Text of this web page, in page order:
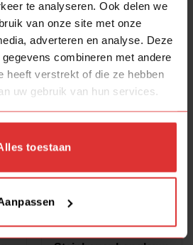
te analyseren. Ook delen we
van onze site met onze
adverteren en analyse. Deze
combineren met andere
heeft verstrekt of die ze hebben
uw gebruik van hun services.
toestaan
prijs
is:
€225.00.
Steinhauer hanglamp
Bollique New 2730ZW
Internetretour
€ 279.95
Oorspronkelijke
prijs
was:
€279.95.
€225.00
prijs
is: